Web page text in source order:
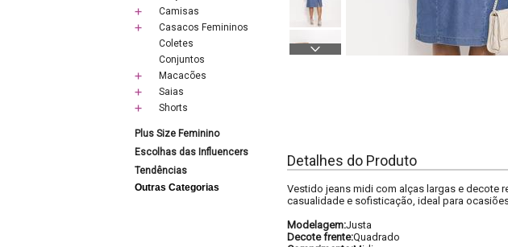
Camisas
Casacos Femininos
Coletes
Conjuntos
Macacões
Saias
Shorts
Plus Size Feminino
Escolhas das Influencers
Tendências
Outras Categorias
Detalhes do Produto
Vestido jeans midi com alças largas e decote
casualidade e sofisticação, ideal para
Modelagem:Justa
Decote frente:Quadrado